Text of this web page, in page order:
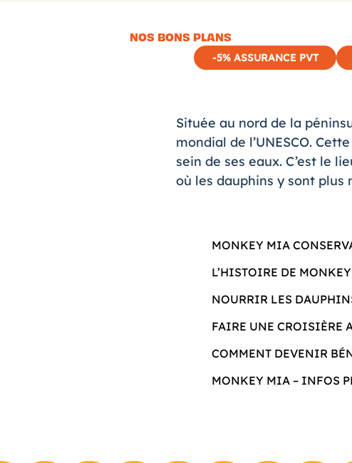
NOS BONS PLANS
-5% ASSURANCE PVT
Située au nord de la
mondial de l’UNESCO.
sein de ses eaux. C’est le
où les dauphins y sont plus
MONKEY MIA
L’HISTOIRE DE
NOURRIR LES
FAIRE UNE CROISIÈRE
COMMENT DEVENIR
MONKEY MIA – INFOS